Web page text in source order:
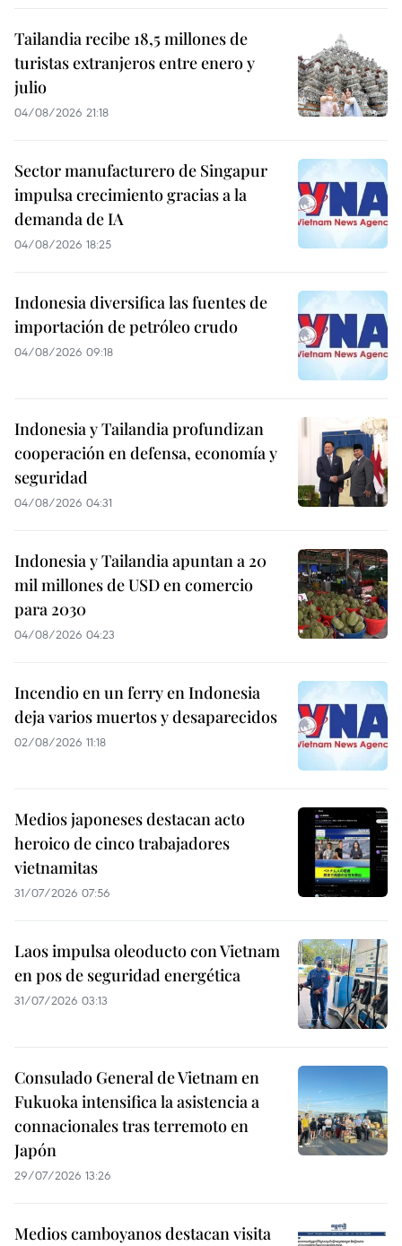
Tailandia recibe 18,5 millones de
turistas extranjeros entre enero y
julio
04/08/2026 21:18
Sector manufacturero de Singapur
impulsa crecimiento gracias a la
demanda de IA
04/08/2026 18:25
Indonesia diversifica las fuentes de
importación de petróleo crudo
04/08/2026 09:18
Indonesia y Tailandia profundizan
cooperación en defensa, economía y
seguridad
04/08/2026 04:31
Indonesia y Tailandia apuntan a 20
mil millones de USD en comercio
para 2030
04/08/2026 04:23
Incendio en un ferry en Indonesia
deja varios muertos y desaparecidos
02/08/2026 11:18
Medios japoneses destacan acto
heroico de cinco trabajadores
vietnamitas
31/07/2026 07:56
Laos impulsa oleoducto con Vietnam
en pos de seguridad energética
31/07/2026 03:13
Consulado General de Vietnam en
Fukuoka intensifica la asistencia a
connacionales tras terremoto en
Japón
29/07/2026 13:26
Medios camboyanos destacan visita